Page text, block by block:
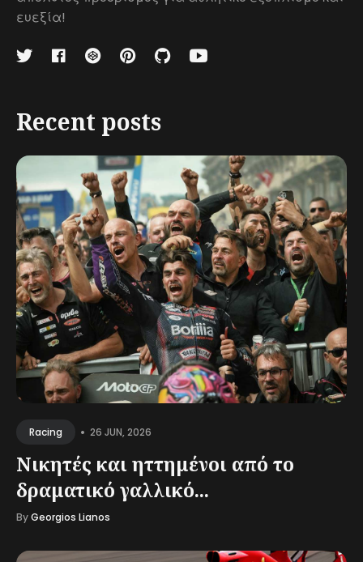
ευεξία!
Recent posts
Racing • 26 JUN, 2026
Νικητές και ηττημένοι από το
δραματικό γαλλικό...
ByGeorgios Lianos